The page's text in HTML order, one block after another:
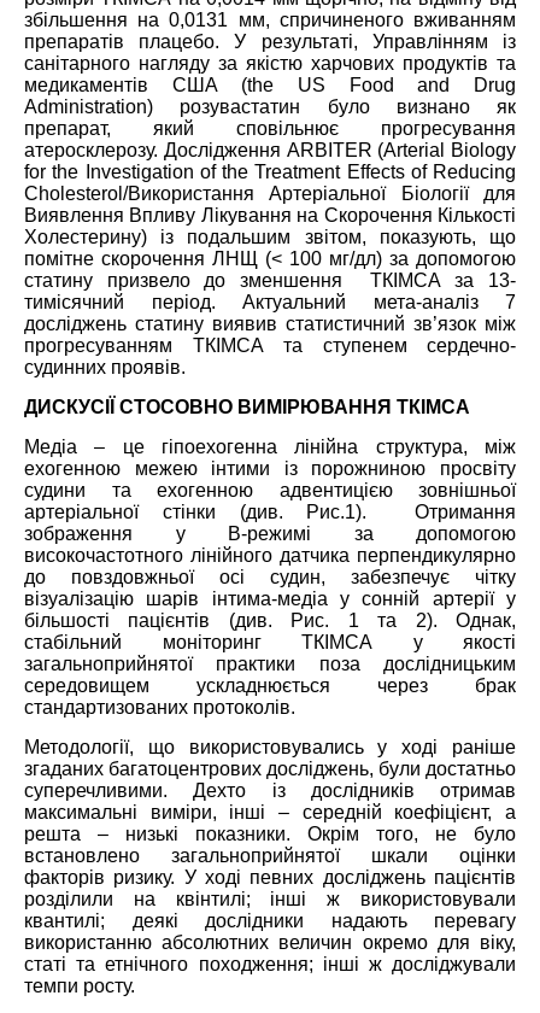
збільшення на 0,0131 мм, спричиненого вживанням
препаратів плацебо. У результаті, Управлінням із
санітарного нагляду за якістю харчових продуктів та
медикаментів США (the US Food and Drug
Administration) розувастатин було визнано як
препарат, який сповільнює прогресування
атеросклерозу. Дослідження ARBITER (Arterial Biology
for the Investigation of the Treatment Effects of Reducing
Cholesterol/Використання Артеріальної Біології для
Виявлення Впливу Лікування на Скорочення Кількості
Холестерину) із подальшим звітом, показують, що
помітне скорочення ЛНЩ (< 100 мг/дл) за допомогою
статину призвело до зменшення ТКІМСА за 13-
тимісячний період. Актуальний мета-аналіз 7
досліджень статину виявив статистичний зв’язок між
прогресуванням ТКІМСА та ступенем сердечно-
судинних проявів.
ДИСКУСІЇ СТОСОВНО ВИМІРЮВАННЯ ТКІМСА
Медіа – це гіпоехогенна лінійна структура, між
ехогенною межею інтими із порожниною просвіту
судини та ехогенною адвентицією зовнішньої
артеріальної стінки (див. Рис.1). Отримання
зображення у В-режимі за допомогою
високочастотного лінійного датчика перпендикулярно
до повздовжньої осі судин, забезпечує чітку
візуалізацію шарів інтима-медіа у сонній артерії у
більшості пацієнтів (див. Рис. 1 та 2). Однак,
стабільний моніторинг ТКІМСА у якості
загальноприйнятої практики поза дослідницьким
середовищем ускладнюється через брак
стандартизованих протоколів.
Методології, що використовувались у ході раніше
згаданих багатоцентрових досліджень, були достатньо
суперечливими. Дехто із дослідників отримав
максимальні виміри, інші – середній коефіцієнт, а
решта – низькі показники. Окрім того, не було
встановлено загальноприйнятої шкали оцінки
факторів ризику. У ході певних досліджень пацієнтів
розділили на квінтилі; інші ж використовували
квантилі; деякі дослідники надають перевагу
використанню абсолютних величин окремо для віку,
статі та етнічного походження; інші ж досліджували
темпи росту.